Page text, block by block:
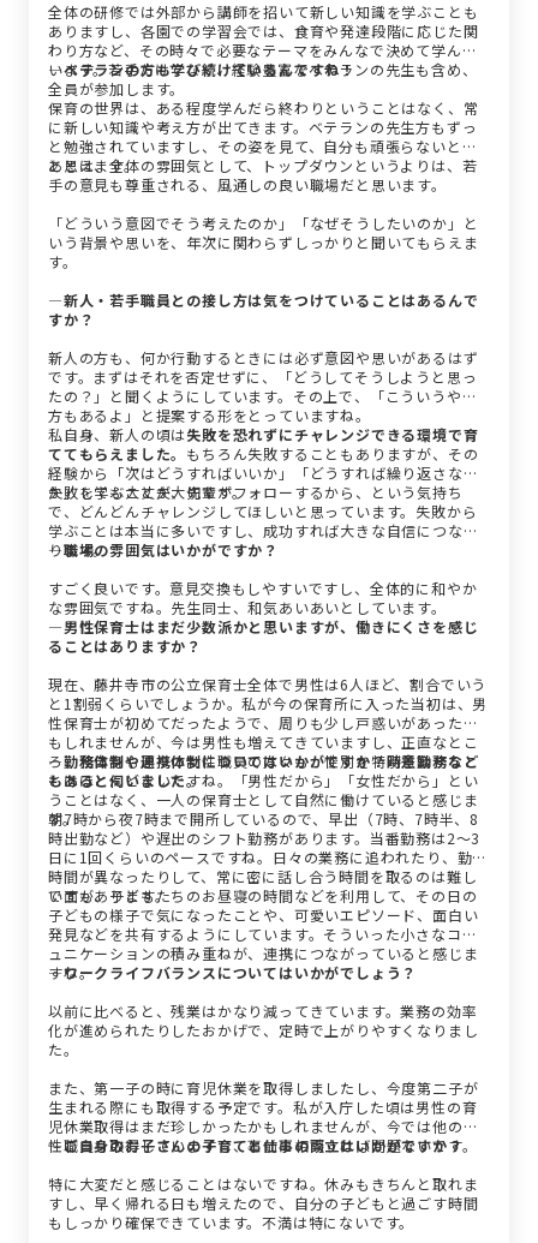
全体の研修では外部から講師を招いて新しい知識を学ぶことも
ありますし、各園での学習会では、食育や発達段階に応じた関
わり方など、その時々で必要なテーマをみんなで決めて学んで
います。若手だけでなく、経験豊富なベテランの先生も含め、
全員が参加します。
―ベテランの方も学び続けているんですね！
保育の世界は、ある程度学んだら終わりということはなく、常
に新しい知識や考え方が出てきます。ベテランの先生方もずっ
と勉強されていますし、その姿を見て、自分も頑張らないとな
と思えます。
あとは、全体の雰囲気として、トップダウンというよりは、若
手の意見も尊重される、風通しの良い職場だと思います。
「どういう意図でそう考えたのか」「なぜそうしたいのか」と
いう背景や思いを、年次に関わらずしっかりと聞いてもらえま
す。
―新人・若手職員との接し方は気をつけていることはあるんで
すか？
新人の方も、何か行動するときには必ず意図や思いがあるはず
です。まずはそれを否定せずに、「どうしてそうしようと思っ
たの？」と聞くようにしています。その上で、「こういうやり
方もあるよ」と提案する形をとっていますね。
私自身、新人の頃は失敗を恐れずにチャレンジできる環境で育
ててもらえました。 もちろん失敗することもありますが、その
経験から「次はどうすればいいか」「どうすれば繰り返さない
か」を学ぶことが大切です。
失敗しても大丈夫、先輩がフォローするから、という気持ち
で、どんどんチャレンジしてほしいと思っています。失敗から
学ぶことは本当に多いですし、成功すれば大きな自信につなが
ります。
―職場の雰囲気はいかがですか？
すごく良いです。意見交換もしやすいですし、全体的に和やか
な雰囲気ですね。先生同士、和気あいあいとしています。
―男性保育士はまだ少数派かと思いますが、働きにくさを感じ
ることはありますか？
現在、藤井寺市の公立保育士全体で男性は6人ほど、割合でいう
と1割弱くらいでしょうか。私が今の保育所に入った当初は、男
性保育士が初めてだったようで、周りも少し戸惑いがあったか
もしれませんが、今は男性も増えてきていますし、正直なとこ
ろ、私自身も周りの女性職員の方々も、性別を特別意識するこ
とはほとんどないですね。「男性だから」「女性だから」とい
うことはなく、一人の保育士として自然に働けていると感じま
す。
―勤務体制や連携体制についてはいかがですか？時差勤務など
もあると伺いました。
朝7時から夜7時まで開所しているので、早出（7時、7時半、8
時出勤など）や遅出のシフト勤務があります。当番勤務は2～3
日に1回くらいのペースですね。日々の業務に追われたり、勤務
時間が異なったりして、常に密に話し合う時間を取るのは難し
い面もあります。
ですが、子どもたちのお昼寝の時間などを利用して、その日の
子どもの様子で気になったことや、可愛いエピソード、面白い
発見などを共有するようにしています。そういった小さなコミ
ュニケーションの積み重ねが、連携につながっていると感じま
すね。
―ワークライフバランスについてはいかがでしょう？
以前に比べると、残業はかなり減ってきています。業務の効率
化が進められたりしたおかげで、定時で上がりやすくなりまし
た。
また、第一子の時に育児休業を取得しましたし、今度第二子が
生まれる際にも取得する予定です。私が入庁した頃は男性の育
児休業取得はまだ珍しかったかもしれませんが、今では他の男
性職員も取得していますし、事前に相談すれば問題ないです。
―ご自身のお子さんの子育てと仕事の両立はいかがですか？
特に大変だと感じることはないですね。休みもきちんと取れま
すし、早く帰れる日も増えたので、自分の子どもと過ごす時間
もしっかり確保できています。不満は特にないです。